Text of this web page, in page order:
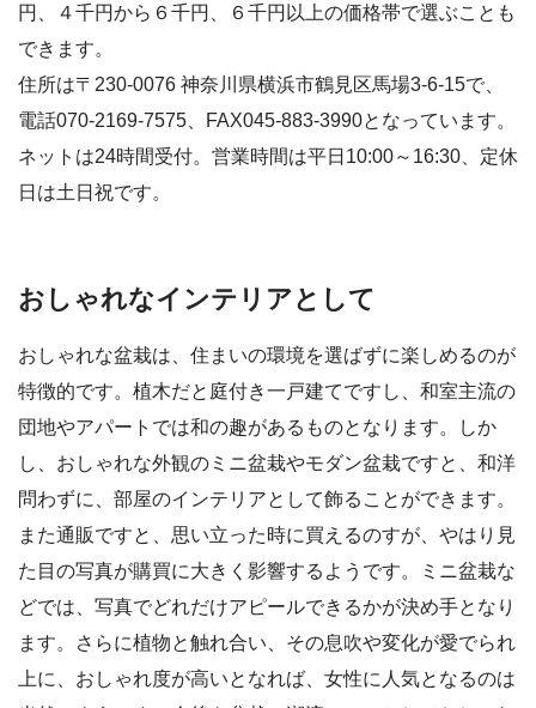
円、４千円から６千円、６千円以上の価格帯で選ぶことも
できます。
住所は〒230-0076 神奈川県横浜市鶴見区馬場3-6-15で、
電話070-2169-7575、FAX045-883-3990となっています。
ネットは24時間受付。営業時間は平日10:00～16:30、定休
日は土日祝です。
おしゃれなインテリアとして
おしゃれな盆栽は、住まいの環境を選ばずに楽しめるのが
特徴的です。植木だと庭付き一戸建てですし、和室主流の
団地やアパートでは和の趣があるものとなります。しか
し、おしゃれな外観のミニ盆栽やモダン盆栽ですと、和洋
問わずに、部屋のインテリアとして飾ることができます。
また通販ですと、思い立った時に買えるのすが、やはり見
た目の写真が購買に大きく影響するようです。ミニ盆栽な
どでは、写真でどれだけアピールできるかが決め手となり
ます。さらに植物と触れ合い、その息吹や変化が愛でられ
上に、おしゃれ度が高いとなれば、女性に人気となるのは